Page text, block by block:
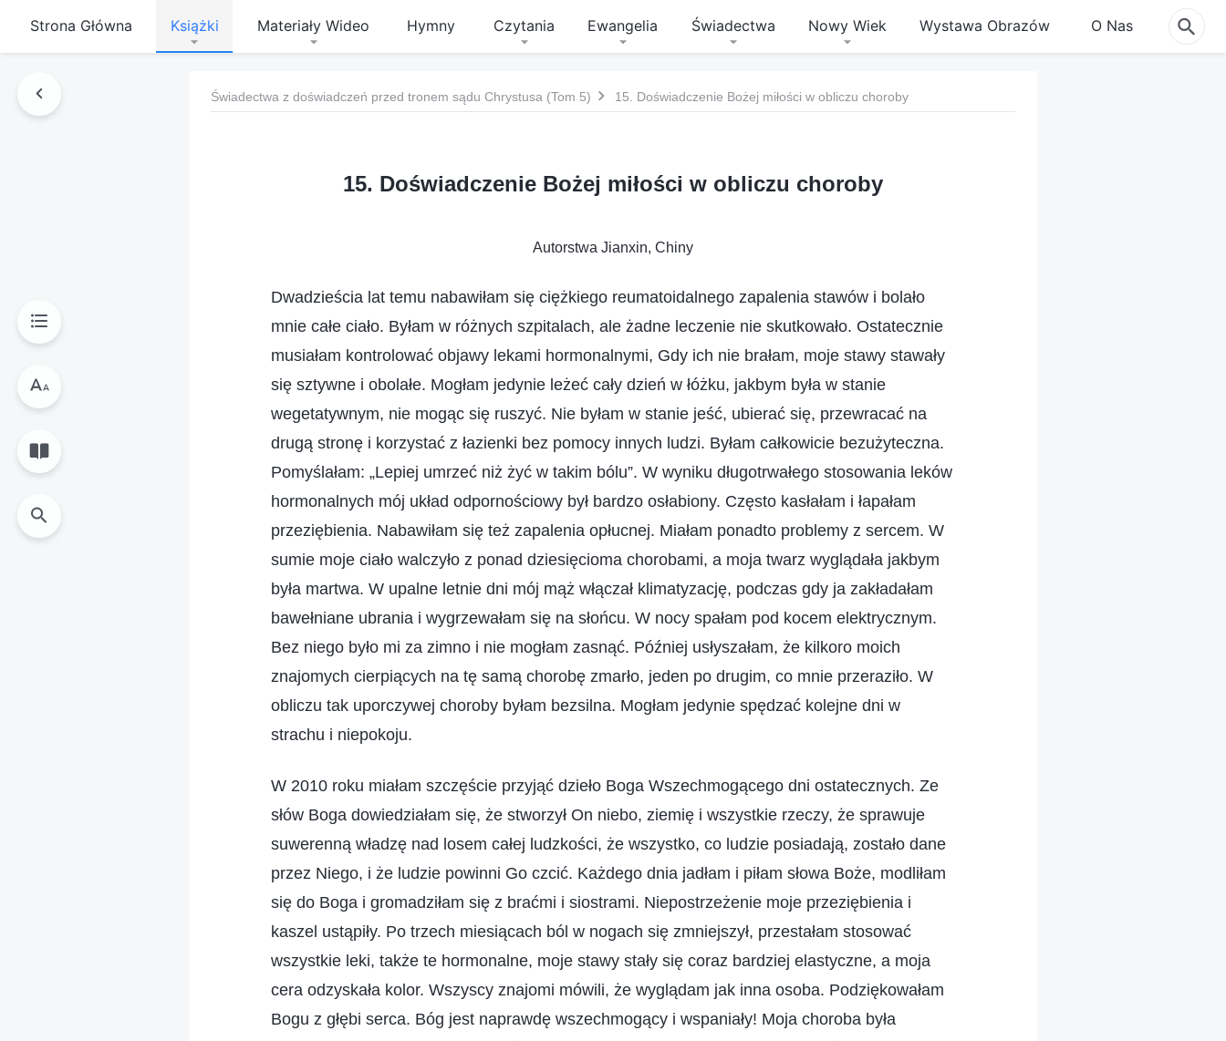
Strona Główna Książki Materiały Wideo Hymny Czytania Ewangelia Świadectwa Nowy Wiek Wystawa Obrazów O Nas
Świadectwa z doświadczeń przed tronem sądu Chrystusa (Tom 5) 15. Doświadczenie Bożej miłości w obliczu choroby
15. Doświadczenie Bożej miłości w obliczu choroby
Autorstwa Jianxin, Chiny
Dwadzieścia lat temu nabawiłam się ciężkiego reumatoidalnego zapalenia stawów i bolało
mnie całe ciało. Byłam w różnych szpitalach, ale żadne leczenie nie skutkowało. Ostatecznie
musiałam kontrolować objawy lekami hormonalnymi, Gdy ich nie brałam, moje stawy stawały
się sztywne i obolałe. Mogłam jedynie leżeć cały dzień w łóżku, jakbym była w stanie
wegetatywnym, nie mogąc się ruszyć. Nie byłam w stanie jeść, ubierać się, przewracać na
drugą stronę i korzystać z łazienki bez pomocy innych ludzi. Byłam całkowicie bezużyteczna.
Pomyślałam: „Lepiej umrzeć niż żyć w takim bólu”. W wyniku długotrwałego stosowania leków
hormonalnych mój układ odpornościowy był bardzo osłabiony. Często kasłałam i łapałam
przeziębienia. Nabawiłam się też zapalenia opłucnej. Miałam ponadto problemy z sercem. W
sumie moje ciało walczyło z ponad dziesięcioma chorobami, a moja twarz wyglądała jakbym
była martwa. W upalne letnie dni mój mąż włączał klimatyzację, podczas gdy ja zakładałam
bawełniane ubrania i wygrzewałam się na słońcu. W nocy spałam pod kocem elektrycznym.
Bez niego było mi za zimno i nie mogłam zasnąć. Później usłyszałam, że kilkoro moich
znajomych cierpiących na tę samą chorobę zmarło, jeden po drugim, co mnie przeraziło. W
obliczu tak uporczywej choroby byłam bezsilna. Mogłam jedynie spędzać kolejne dni w
strachu i niepokoju.
W 2010 roku miałam szczęście przyjąć dzieło Boga Wszechmogącego dni ostatecznych. Ze
słów Boga dowiedziałam się, że stworzył On niebo, ziemię i wszystkie rzeczy, że sprawuje
suwerenną władzę nad losem całej ludzkości, że wszystko, co ludzie posiadają, zostało dane
przez Niego, i że ludzie powinni Go czcić. Każdego dnia jadłam i piłam słowa Boże, modliłam
się do Boga i gromadziłam się z braćmi i siostrami. Niepostrzeżenie moje przeziębienia i
kaszel ustąpiły. Po trzech miesiącach ból w nogach się zmniejszył, przestałam stosować
wszystkie leki, także te hormonalne, moje stawy stały się coraz bardziej elastyczne, a moja
cera odzyskała kolor. Wszyscy znajomi mówili, że wyglądam jak inna osoba. Podziękowałam
Bogu z głębi serca. Bóg jest naprawdę wszechmogący i wspaniały! Moja choroba była